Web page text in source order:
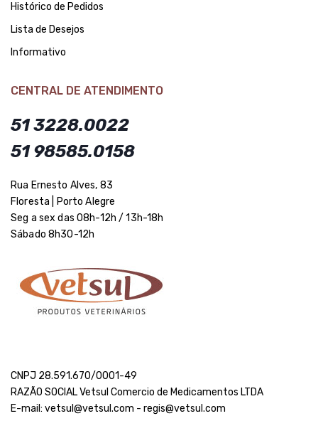
Histórico de Pedidos
Lista de Desejos
Informativo
CENTRAL DE ATENDIMENTO
51 3228.0022
51 98585.0158
Rua Ernesto Alves, 83
Floresta | Porto Alegre
Seg a sex das 08h-12h / 13h-18h
Sábado 8h30-12h
CNPJ 28.591.670/0001-49
RAZÃO SOCIAL Vetsul Comercio de Medicamentos LTDA
E-mail: vetsul@vetsul.com - regis@vetsul.com